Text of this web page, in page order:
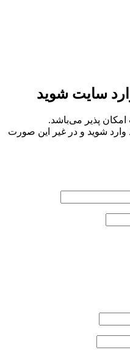
سایت شوید
پذیر می‌باشد.
شوید و در غیر این صورت